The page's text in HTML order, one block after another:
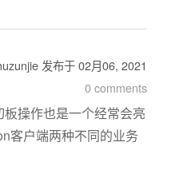
发布于02月06, 2021
0 comments
操作也是一个经常会亮
客户端两种不同的业务